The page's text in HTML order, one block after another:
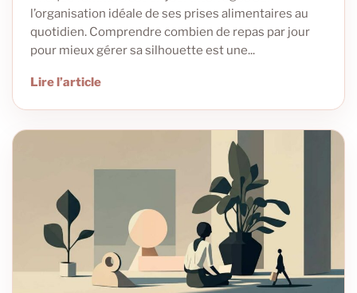
l’organisation idéale de ses prises alimentaires au
quotidien. Comprendre combien de repas par jour
pour mieux gérer sa silhouette est une...
Lire l’article